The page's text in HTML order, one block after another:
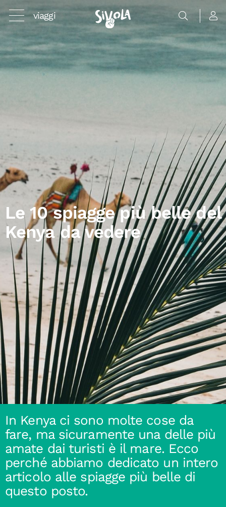
viaggi
Le 10 spiagge più belle del
Kenya da vedere
In Kenya ci sono molte cose da
fare, ma sicuramente una delle più
amate dai turisti è il mare. Ecco
perché abbiamo dedicato un intero
articolo alle spiagge più belle di
questo posto.